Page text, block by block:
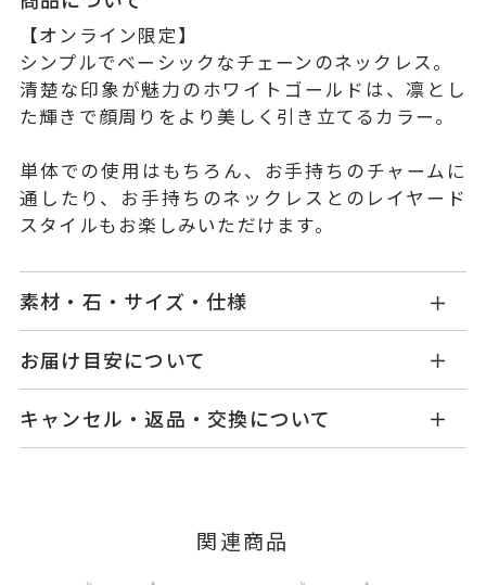
【オンライン限定】
シンプルでベーシックなチェーンのネックレス。
清楚な印象が魅力のホワイトゴールドは、凛とし
た輝きで顔周りをより美しく引き立てるカラー。
単体での使用はもちろん、お手持ちのチャームに
通したり、お手持ちのネックレスとのレイヤード
スタイルもお楽しみいただけます。
素材・石・サイズ・仕様
品番
YM1401N00123WG
素材
K18ホワイトゴールド
石
-
チェーン全長：40cm
お届け目安について
せ。
ご注文およびご入金確認後、以下の日程にて発送
■お届け目安が「3営業日以内に発送」の商品
キャンセル・返品・交換について
ージの購入履歴一覧よりご注文状況をご確認いた
関連商品